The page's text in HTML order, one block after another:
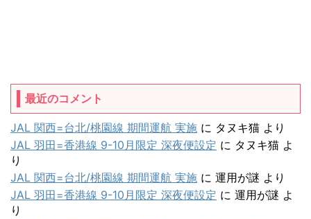
最近のコメント
JAL 関西=台北/桃園線 期間運航 実施 に タヌキ猫 より
JAL 羽田=香港線 9-10月限定 深夜便設定 に タヌキ猫 よ
り
JAL 関西=台北/桃園線 期間運航 実施 に 運用が謎 より
JAL 羽田=香港線 9-10月限定 深夜便設定 に 運用が謎 よ
り